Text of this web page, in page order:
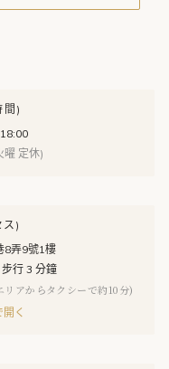
間)
曜 定休)
ス)
8弄9號1樓
行 3 分鐘
アからタクシーで約10分)
く